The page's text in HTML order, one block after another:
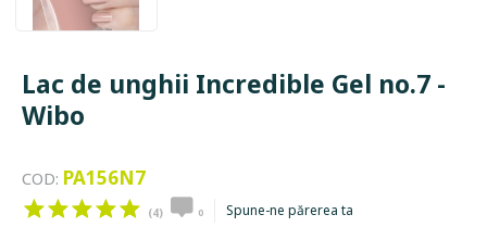
Lac de unghii Incredible Gel no.7 -
Wibo
COD: PA156N7
(4) 0 Spune-ne părerea ta